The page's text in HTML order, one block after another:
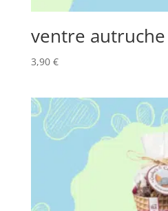
ventre autruche
3,90 €